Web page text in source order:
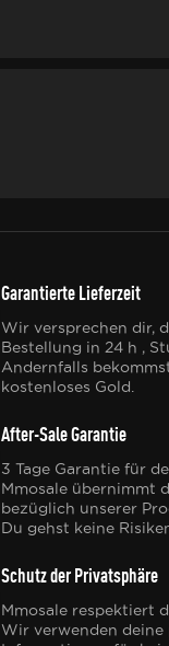
Garantierte Lieferzeit
Wir versprechen dir,
Bestellung in 24 h ,
Andernfalls
kostenloses Gold.
After-Sale Garantie
3 Tage Garantie für
Mmosale übernimmt
bezüglich unserer
Du gehst keine
Schutz der Privatsphäre
Mmosale respektiert
Wir verwenden deine